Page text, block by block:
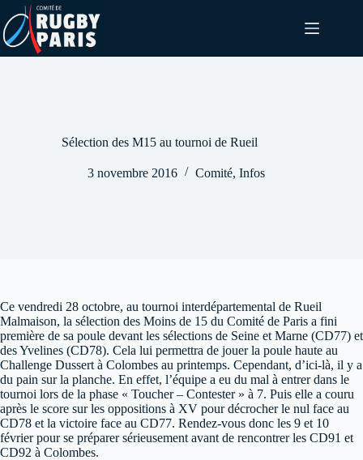
Passer
au
contenu
Sélection des M15 au tournoi de Rueil
3 novembre 2016 Comité, Infos
Ce vendredi 28 octobre, au tournoi interdépartemental de Rueil
Malmaison, la sélection des Moins de 15 du Comité de Paris a fini
première de sa poule devant les sélections de Seine et Marne (CD77) et
des Yvelines (CD78). Cela lui permettra de jouer la poule haute au
Challenge Dussert à Colombes au printemps. Cependant, d’ici-là, il y a
du pain sur la planche. En effet, l’équipe a eu du mal à entrer dans le
tournoi lors de la phase « Toucher – Contester » à 7. Puis elle a couru
après le score sur les oppositions à XV pour décrocher le nul face au
CD78 et la victoire face au CD77. Rendez-vous donc les 9 et 10
février pour se préparer sérieusement avant de rencontrer les CD91 et
CD92 à Colombes.